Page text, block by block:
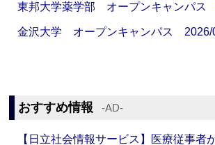
東邦大学薬学部 オープンキャンパス
金沢大学 オープンキャンパス 2026/
おすすめ情報 ‐AD‐
【日立社会情報サービス】医療従事者